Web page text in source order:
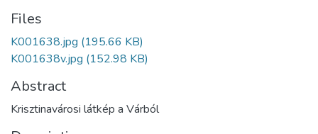
Files
K001638.jpg (195.66 KB)
K001638v.jpg (152.98 KB)
Abstract
Krisztinavárosi látkép a Várból